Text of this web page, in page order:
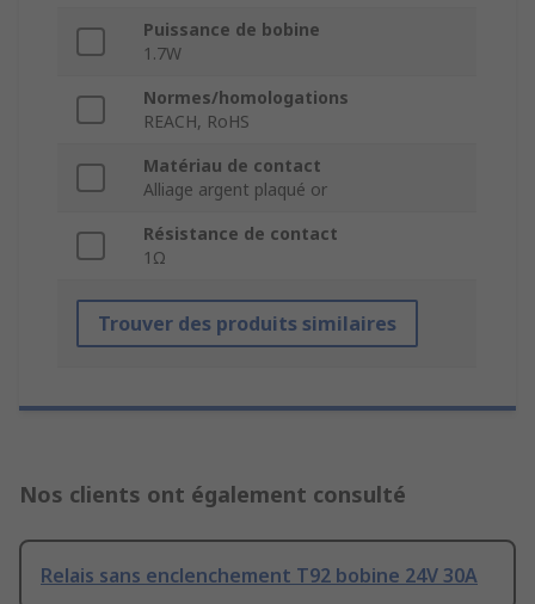
Puissance de bobine
1.7W
Normes/homologations
REACH, RoHS
Matériau de contact
Alliage argent plaqué or
Résistance de contact
1Ω
Trouver des produits similaires
Nos clients ont également consulté
Relais sans enclenchement T92 bobine 24V 30A